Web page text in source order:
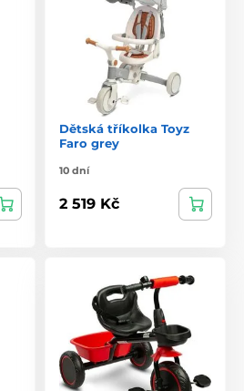
Dětská tříkolka Toyz
Faro grey
10 dní
2 519 Kč